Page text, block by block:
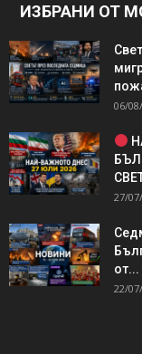
ИЗБРАНИ ОТ
06/
27/
от...
22/